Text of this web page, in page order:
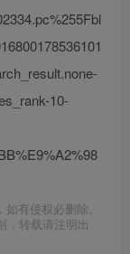
10-
有侵权必删除。
，转载请注明出